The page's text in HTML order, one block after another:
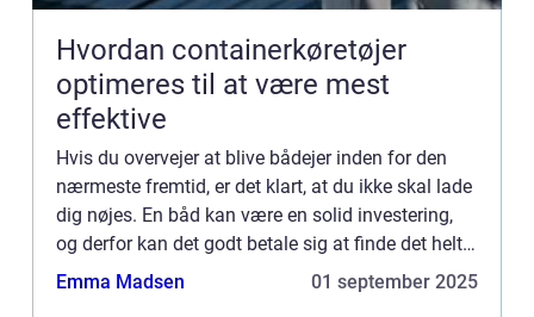
Hvordan containerkøretøjer
optimeres til at være mest
effektive
Hvis du overvejer at blive bådejer inden for den
nærmeste fremtid, er det klart, at du ikke skal lade
dig nøjes. En båd kan være en solid investering,
og derfor kan det godt betale sig at finde det helt
rigtige båddesign. Ved at søge online kan du si...
Emma Madsen 01 september 2025